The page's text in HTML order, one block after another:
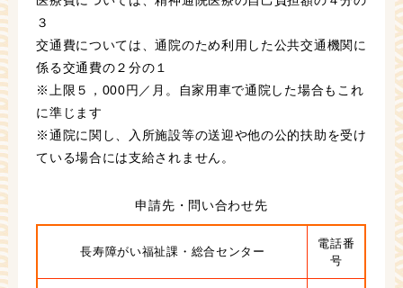
３
交通費については、通院のため利用した公共交通機関に
係る交通費の２分の１
※上限５，000円／月。自家用車で通院した場合もこれ
に準じます
※通院に関し、入所施設等の送迎や他の公的扶助を受け
ている場合には支給されません。
申請先・問い合わせ先
長寿障がい福祉課・総合センター
電話番
号